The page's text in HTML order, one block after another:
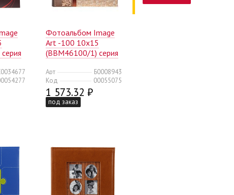
Фотоальбом Image
Art -100 10x15
(BBM46100/1) серия
(18/432)
Арт
Б0008943
Код
00055075
1 573.32 ₽
под заказ